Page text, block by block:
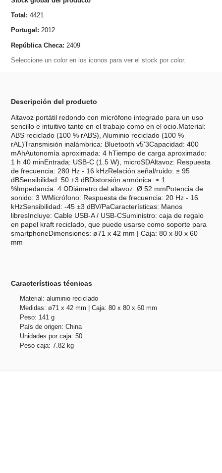
Total: 4421
Portugal: 2012
República Checa: 2409
Seleccione un color en los iconos para ver el stock por color.
Descripción del producto
Altavoz portátil redondo con micrófono integrado para un uso
sencillo e intuitivo tanto en el trabajo como en el ocio.Material:
ABS reciclado (100 % rABS), Aluminio reciclado (100 %
rAL)Transmisión inalámbrica: Bluetooth v5'3Capacidad: 400
mAhAutonomía aproximada: 4 hTiempo de carga aproximado:
1 h 40 minEntrada: USB-C (1.5 W), microSDAltavoz: Respuesta
de frecuencia: 280 Hz - 16 kHzRelación señal/ruido: ≥ 95
dBSensibilidad: 50 ±3 dBDistorsión armónica: ≤ 1
%Impedancia: 4 ΩDiámetro del altavoz: Ø 52 mmPotencia de
sonido: 3 WMicrófono: Respuesta de frecuencia: 20 Hz - 16
kHzSensibilidad: -45 ±3 dBV/PaCaracterísticas: Manos
libresIncluye: Cable USB-A / USB-CSuministro: caja de regalo
en papel kraft reciclado, que puede usarse como soporte para
smartphoneDimensiones: ø71 x 42 mm | Caja: 80 x 80 x 60
mm
Características técnicas
Material: aluminio reciclado
Medidas: ø71 x 42 mm | Caja: 80 x 80 x 60 mm
Peso: 141 g
País de origen: China
Unidades por caja: 50
Peso caja: 7.82 kg